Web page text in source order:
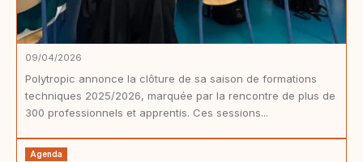
09/04/2026
Polytropic annonce la clôture de sa saison de formations
techniques 2025/2026, marquée par la rencontre de plus de
300 professionnels et apprentis. Ces sessions...
Agenda